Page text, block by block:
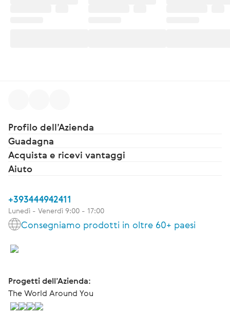
Profilo dell’Azienda
Guadagna
Acquista e ricevi vantaggi
Aiuto
+393444942411
Lunedì - Venerdì 9:00 - 17:00
Consegniamo prodotti in oltre 60+ paesi
Progetti dell’Azienda:
The World Around You